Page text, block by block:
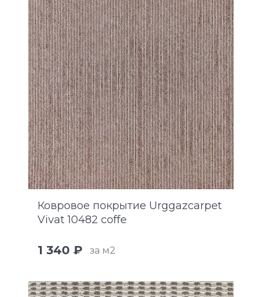
Ковровое покрытие Urggazcarpet
Vivat 10482 coffe
1 340 ₽ за м2